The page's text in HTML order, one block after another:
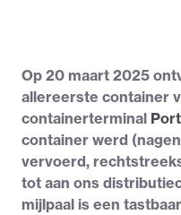
Op 20 maart 2025
allereerste container
containerterminal
container werd
vervoerd,
tot aan ons
mijlpaal is een